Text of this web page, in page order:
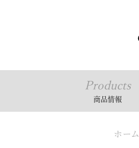
Products
商品情報
ホーム